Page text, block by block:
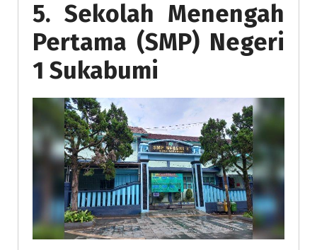
5. Sekolah Menengah
Pertama (SMP) Negeri
1 Sukabumi